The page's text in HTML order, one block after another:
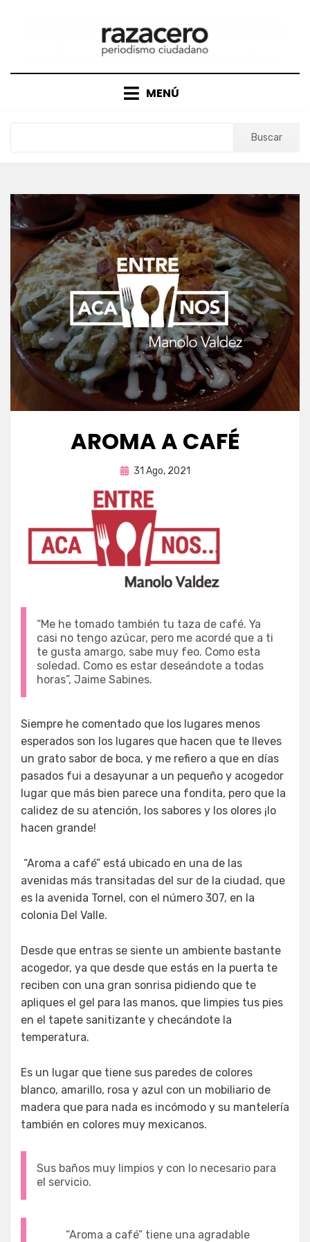
MENÚ
Buscar
AROMA A CAFÉ
porEnrique
Publicada
31 Ago, 2021
“Me he tomado también tu taza de café. Ya
casi no tengo azúcar, pero me acordé que a ti
te gusta amargo, sabe muy feo. Como esta
soledad. Como es estar deseándote a todas
horas”, Jaime Sabines.
Siempre he comentado que los lugares menos
esperados son los lugares que hacen que te lleves
un grato sabor de boca, y me refiero a que en días
pasados fui a desayunar a un pequeño y acogedor
lugar que más bien parece una fondita, pero que la
calidez de su atención, los sabores y los olores ¡lo
hacen grande!
“Aroma a café” está ubicado en una de las
avenidas más transitadas del sur de la ciudad, que
es la avenida Tornel, con el número 307, en la
colonia Del Valle.
Desde que entras se siente un ambiente bastante
acogedor, ya que desde que estás en la puerta te
reciben con una gran sonrisa pidiendo que te
apliques el gel para las manos, que limpies tus pies
en el tapete sanitizante y checándote la
temperatura.
Es un lugar que tiene sus paredes de colores
blanco, amarillo, rosa y azul con un mobiliario de
madera que para nada es incómodo y su mantelería
también en colores muy mexicanos.
Sus baños muy limpios y con lo necesario para
el servicio.
“Aroma a café” tiene una agradable